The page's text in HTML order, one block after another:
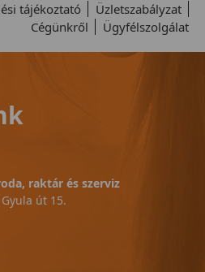
tájékoztató
Üzletszabályzat
Cégünkről
Ügyfélszolgálat
raktár és szerviz
út 15.